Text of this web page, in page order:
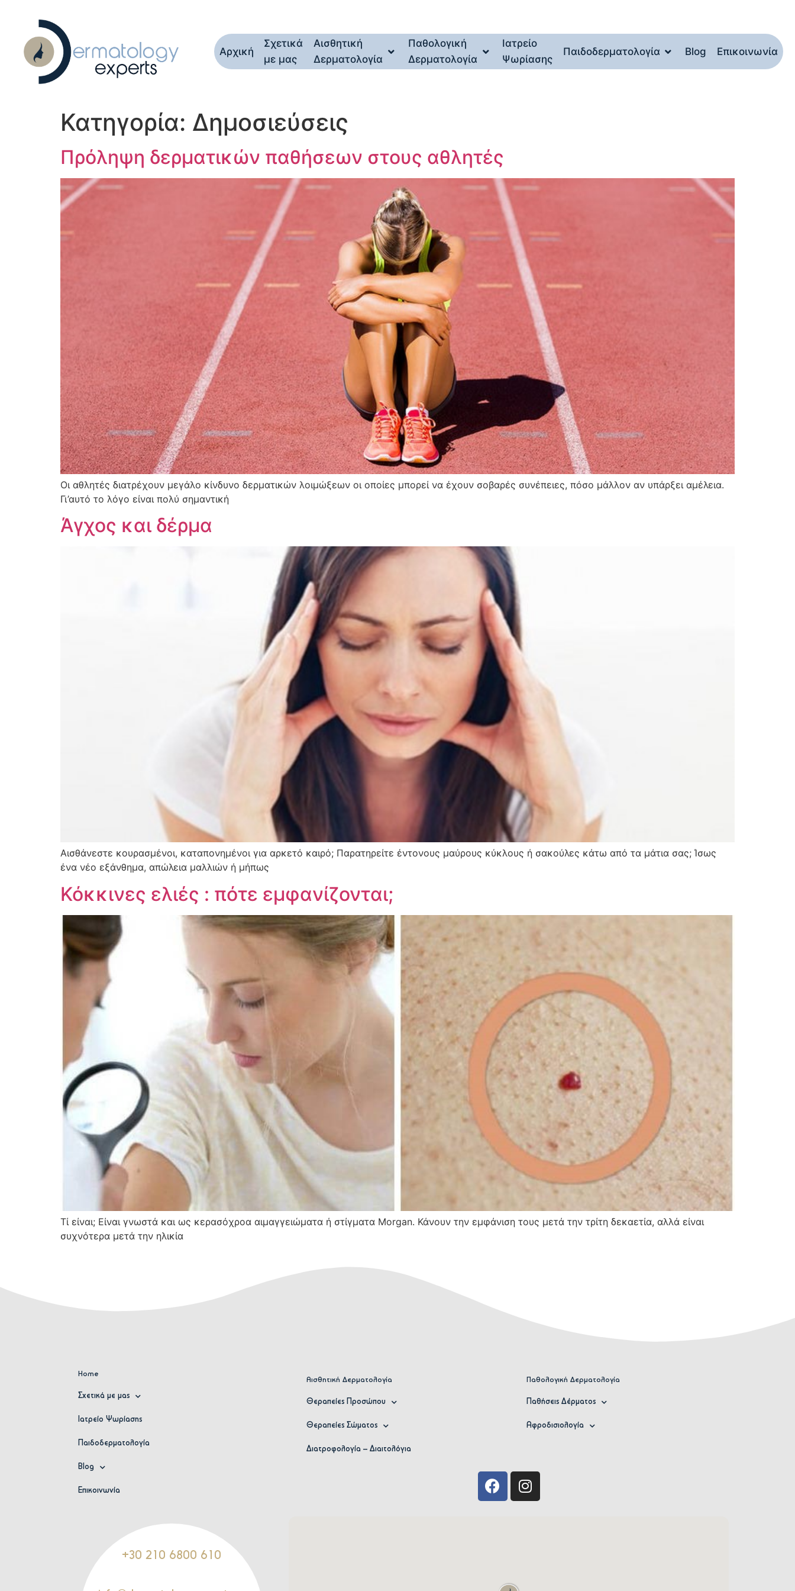
Αρχική
Σχετικά
με μας
Αισθητική
Δερματολογία
Παθολογική
Δερματολογία
Ιατρείο
Ψωρίασης
Παιδοδερματολογία Blog Επικοινωνία
Κατηγορία: Δημοσιεύσεις
Πρόληψη δερματικών παθήσεων στους αθλητές
Οι αθλητές διατρέχουν μεγάλο κίνδυνο δερματικών λοιμώξεων οι οποίες μπορεί να έχουν σοβαρές συνέπειες, πόσο μάλλον αν υπάρξει αμέλεια.
Γι’αυτό το λόγο είναι πολύ σημαντική
Άγχος και δέρμα
Αισθάνεστε κουρασμένοι, καταπονημένοι για αρκετό καιρό; Παρατηρείτε έντονους μαύρους κύκλους ή σακούλες κάτω από τα μάτια σας; Ίσως
ένα νέο εξάνθημα, απώλεια μαλλιών ή μήπως
Κόκκινες ελιές : πότε εμφανίζονται;
Τί είναι; Είναι γνωστά και ως κερασόχροα αιμαγγειώματα ή στίγματα Morgan. Κάνουν την εμφάνιση τους μετά την τρίτη δεκαετία, αλλά είναι
συχνότερα μετά την ηλικία
Home
Σχετικά με μας
Ιατρείο Ψωρίασης
Παιδοδερματολογία
Blog
Επικοινωνία
+30 210 6800 610
Αισθητική Δερματολογία
Θεραπείες Προσώπου
Θεραπείες Σώματος
Διατροφολογία – Διαιτολόγια
Παθολογική Δερματολογία
Παθήσεις Δέρματος
Αφροδισιολογία